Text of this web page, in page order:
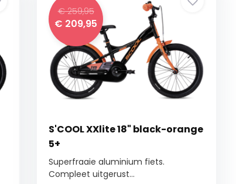
€ 259,95
€ 209,95
S'COOL XXlite 18" black-orange
5+
Superfraaie aluminium fiets.
Compleet uitgerust...